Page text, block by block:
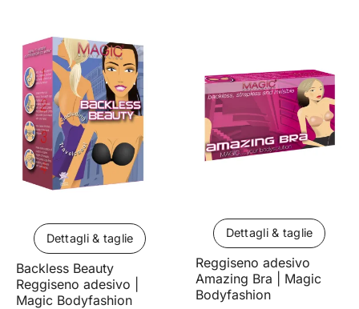
Dettagli & taglie
Backless Beauty
Reggiseno adesivo |
Magic Bodyfashion
Dettagli & taglie
Reggiseno adesivo
Amazing Bra | Magic
Bodyfashion